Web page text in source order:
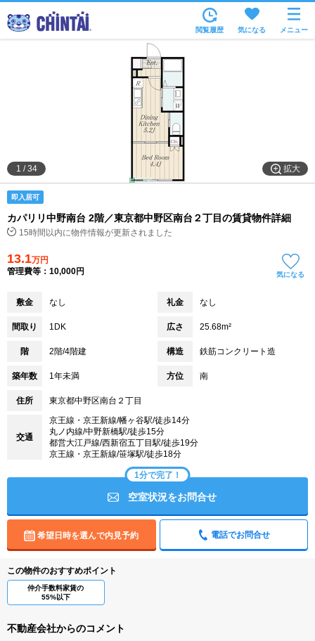
沿線・駅から
住所から
家賃相場から
通勤通学時間から
物件特集から
閲覧履歴 気になる メニュー
拡大
1 /34
即入居可
カパリリ中野南台 2階／東京都中野区南台２丁目の賃貸物件詳細
15時間以内に物件情報が更新されました
13.1万円
管理費等：10,000円
気になる
敷金 なし 礼金 なし
間取り 1DK 広さ 25.68m²
階 2階/4階建 構造 鉄筋コンクリート造
築年数 1年未満 方位 南
住所 東京都中野区南台２丁目
交通
京王線・京王新線/幡ヶ谷駅/徒歩14分
丸ノ内線/中野新橋駅/徒歩15分
都営大江戸線/西新宿五丁目駅/徒歩19分
京王線・京王新線/笹塚駅/徒歩18分
1分で完了！
空室状況をお問合せ
希望日時を選んで内見予約 電話でお問合せ
この物件のおすすめポイント
仲介手数料家賃の
55%以下
不動産会社からのコメント